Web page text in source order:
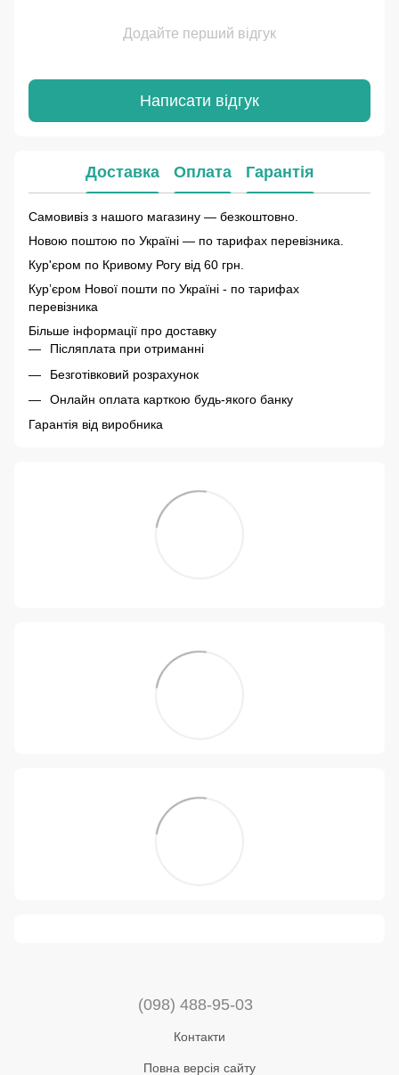
Додайте перший відгук
Написати відгук
Доставка Оплата Гарантія
Самовивіз з нашого магазину — безкоштовно.
Новою поштою по Україні — по тарифах перевізника.
Кур'єром по Кривому Рогу від 60 грн.
Курʼєром Нової пошти по Україні - по тарифах
перевізника
Більше інформації про доставку
Післяплата при отриманні
Безготівковий розрахунок
Онлайн оплата карткою будь-якого банку
Гарантія від виробника
(098) 488-95-03
Контакти
Повна версія сайту